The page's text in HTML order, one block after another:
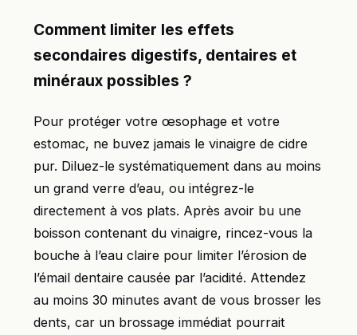
Comment limiter les effets
secondaires digestifs, dentaires et
minéraux possibles ?
Pour protéger votre œsophage et votre
estomac, ne buvez jamais le vinaigre de cidre
pur. Diluez-le systématiquement dans au moins
un grand verre d’eau, ou intégrez-le
directement à vos plats. Après avoir bu une
boisson contenant du vinaigre, rincez-vous la
bouche à l’eau claire pour limiter l’érosion de
l’émail dentaire causée par l’acidité. Attendez
au moins 30 minutes avant de vous brosser les
dents, car un brossage immédiat pourrait